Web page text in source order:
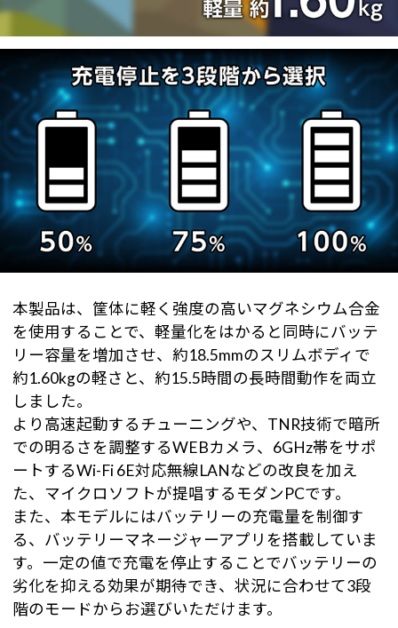
本製品は、筐体に軽く強度の高いマグネシウム合金
を使用することで、軽量化をはかると同時にバッテ
リー容量を増加させ、約18.5mmのスリムボディで
約1.60kgの軽さと、約15.5時間の長時間動作を両立
しました。
より高速起動するチューニングや、TNR技術で暗所
での明るさを調整するWEBカメラ、6GHz帯をサポ
ートするWi-Fi 6E対応無線LANなどの改良を加え
た、マイクロソフトが提唱するモダンPCです。
また、本モデルにはバッテリーの充電量を制御す
る、バッテリーマネージャーアプリを搭載していま
す。一定の値で充電を停止することでバッテリーの
劣化を抑える効果が期待でき、状況に合わせて3段
階のモードからお選びいただけます。